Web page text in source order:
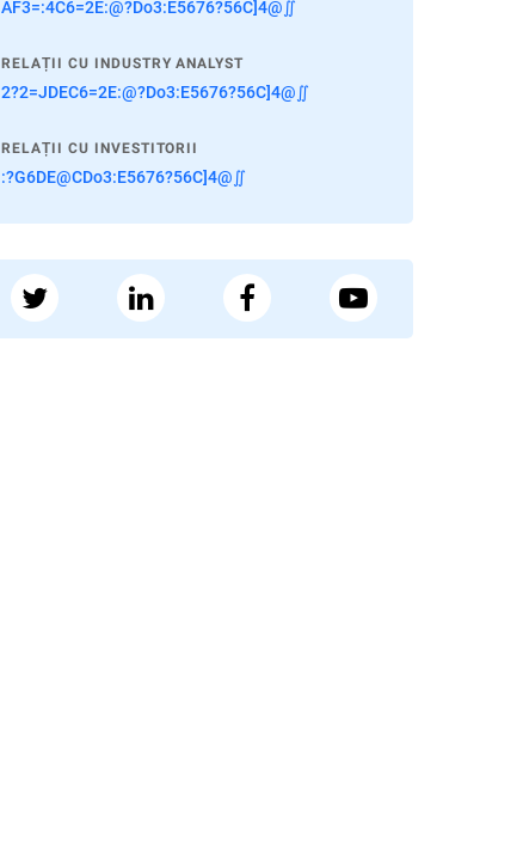
AF3=:4C6=2E:@?Do3:E5676?56C]4@∬
RELAȚII CU INDUSTRY ANALYST
2?2=JDEC6=2E:@?Do3:E5676?56C]4@∬
RELAȚII CU INVESTITORII
:?G6DE@CDo3:E5676?56C]4@∬